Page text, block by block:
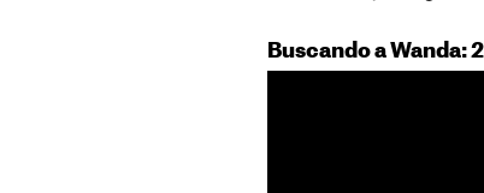
Buscando a Wanda: